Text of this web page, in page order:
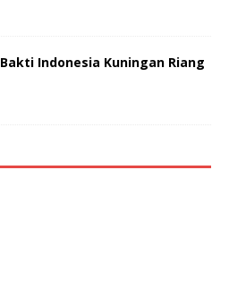
Indonesia Kuningan Riang